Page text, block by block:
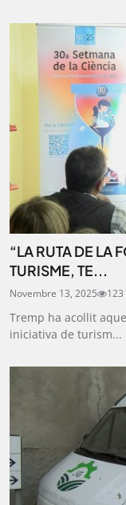
“LA RUTA DE LA
TURISME, TE...
Novembre 13, 2025 123
Tremp ha acollit
iniciativa de turism...